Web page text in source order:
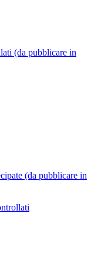
(da pubblicare in
(da pubblicare in